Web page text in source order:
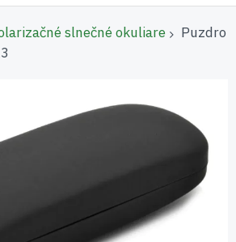
slnečné okuliare
Puzdro